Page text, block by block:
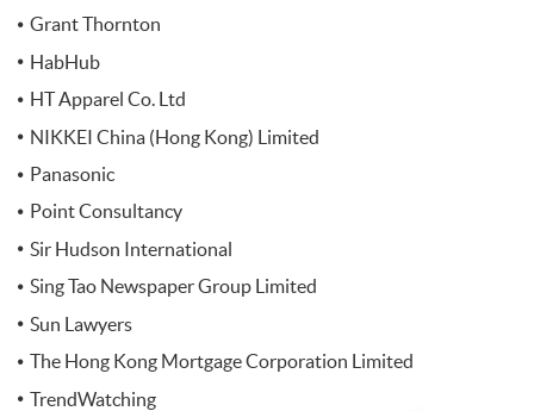
Grant Thornton
HabHub
HT Apparel Co. Ltd
NIKKEI China (Hong Kong) Limited
Panasonic
Point Consultancy
Sir Hudson International
Sing Tao Newspaper Group Limited
Sun Lawyers
The Hong Kong Mortgage Corporation Limited
TrendWatching